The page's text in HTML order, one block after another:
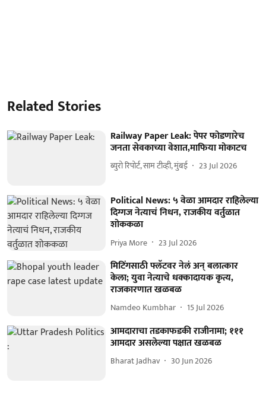
Related Stories
Railway Paper Leak: पेपर फोडणारेच
जनता सेवकाच्या वेशात,माफिया मोकाटच
ब्युरो रिपोर्ट, साम टीव्ही, मुंबई 23 Jul 2026
Political News: ५ वेळा आमदार राहिलेल्या
दिग्गज नेत्याचं निधन, राजकीय वर्तुळात
शोककळा
Priya More 23 Jul 2026
मिटिंगसाठी फ्लॅटवर नेलं अन् बलात्कार
केला; युवा नेत्याचे धक्कादायक कृत्य,
राजकारणात खळबळ
Namdeo Kumbhar 15 Jul 2026
आमदाराचा तडकाफडकी राजीनामा; १११
आमदार असलेल्या पक्षात खळबळ
Bharat Jadhav 30 Jun 2026